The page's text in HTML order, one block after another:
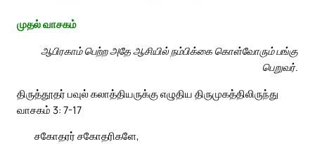
முதல் வாசகம்
ஆபிரகாம் பெற்ற அதே ஆசியில் நம்பிக்கை கொள்வோரும் பங்கு
பெறுவர்.
திருத்தூதர் பவுல் கலாத்தியருக்கு எழுதிய திருமுகத்திலிருந்து
வாசகம் 3: 7-17
சகோதரர் சகோதரிகளே,